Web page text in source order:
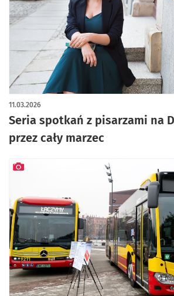
Seria spotkań z pisarzami na
przez cały marzec
11.03.2026